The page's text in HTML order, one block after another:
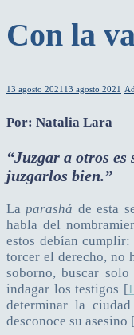
Con la
13 agosto 2021 13 agosto 2021
Por: Natalia Lara
“Juzgar a otros
juzgarlos bien.”
Laparashá
habla del
estos debían
torcer el derecho, no
soborno, buscar
indagar los testigos [
determinar la
desconoce su asesino [